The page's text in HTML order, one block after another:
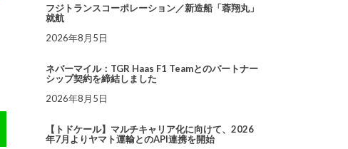
フジトランスコーポレーション／新造船「蓉翔丸」
就航
2026年8月5日
ネバーマイル：TGR Haas F1 Teamとのパートナー
シップ契約を締結しました
2026年8月5日
【トドケール】マルチキャリア化に向けて、2026
年7月よりヤマト運輸とのAPI連携を開始